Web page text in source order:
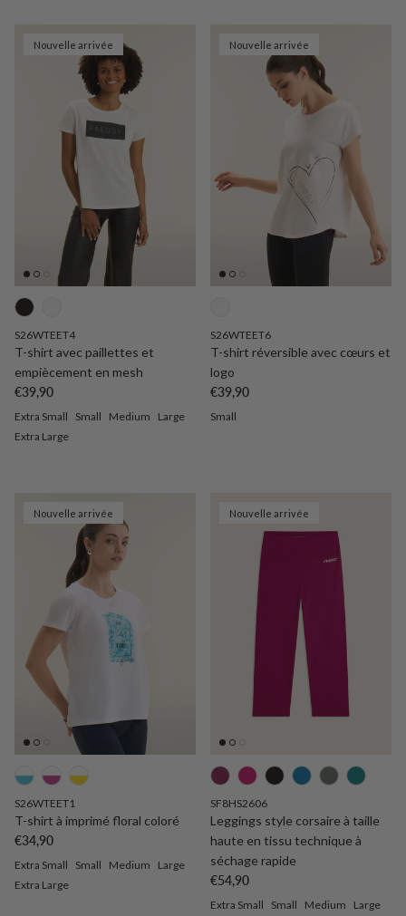
Nouvelle arrivée
S26WTEET4
T-shirt avec paillettes et
empiècement en mesh
Prix habituel
€39,90
Extra Small Small Medium
Large
Extra Large
Nouvelle arrivée
S26WTEET6
T-shirt réversible avec cœurs et
logo
Prix habituel
€39,90
Small
Nouvelle arrivée
S26WTEET1
T-shirt à imprimé floral coloré
Prix habituel
€34,90
Extra Small Small Medium
Large
Extra Large
Nouvelle arrivée
SF8HS2606
Leggings style corsaire à taille
haute en tissu technique à
séchage rapide
Prix habituel
€54,90
Extra Small Small Medium
Large